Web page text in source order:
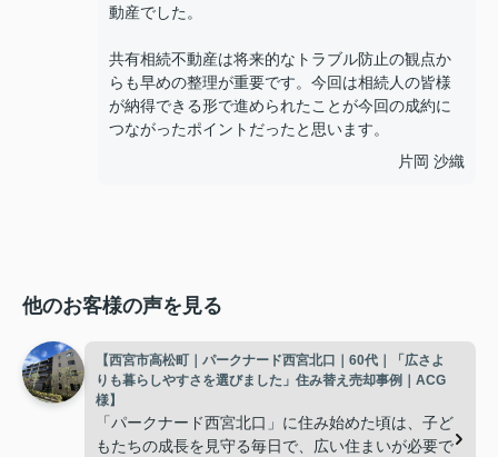
動産でした。
共有相続不動産は将来的なトラブル防止の観点か
らも早めの整理が重要です。今回は相続人の皆様
が納得できる形で進められたことが今回の成約に
つながったポイントだったと思います。
片岡 沙織
他のお客様の声を見る
【西宮市高松町｜パークナード西宮北口｜60代｜「広さよ
りも暮らしやすさを選びました」住み替え売却事例｜ACG
様】
「パークナード西宮北口」に住み始めた頃は、子ど
もたちの成長を見守る毎日で、広い住まいが必要で